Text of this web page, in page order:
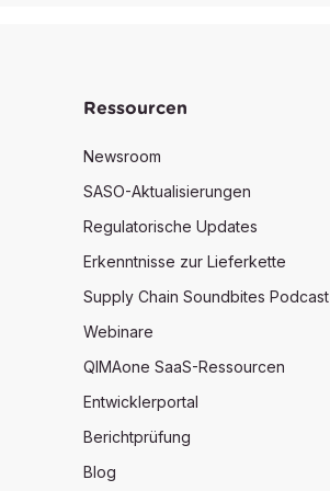
Ressourcen
Newsroom
SASO-Aktualisierungen
Regulatorische Updates
Erkenntnisse zur Lieferkette
Supply Chain Soundbites Podcast
Webinare
QIMAone SaaS-Ressourcen
Entwicklerportal
Berichtprüfung
Blog